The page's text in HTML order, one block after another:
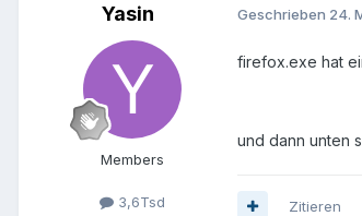
Yasin
Members
3,6Tsd
Geschrieben 24.
firefox.exe hat
und dann unten
Zitieren